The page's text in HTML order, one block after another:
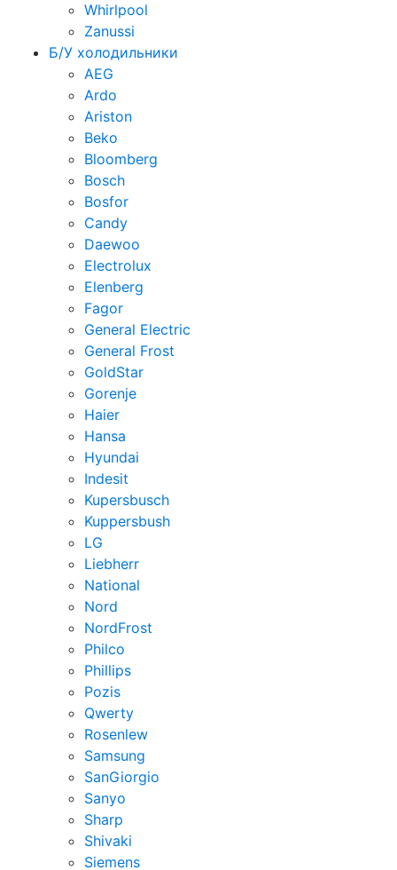
Whirlpool
Zanussi
Б/У холодильники
AEG
Ardo
Ariston
Beko
Bloomberg
Bosch
Bosfor
Candy
Daewoo
Electrolux
Elenberg
Fagor
General Electric
General Frost
GoldStar
Gorenje
Haier
Hansa
Hyundai
Indesit
Kupersbusch
Kuppersbush
LG
Liebherr
National
Nord
NordFrost
Philco
Phillips
Pozis
Qwerty
Rosenlew
Samsung
SanGiorgio
Sanyo
Sharp
Shivaki
Siemens